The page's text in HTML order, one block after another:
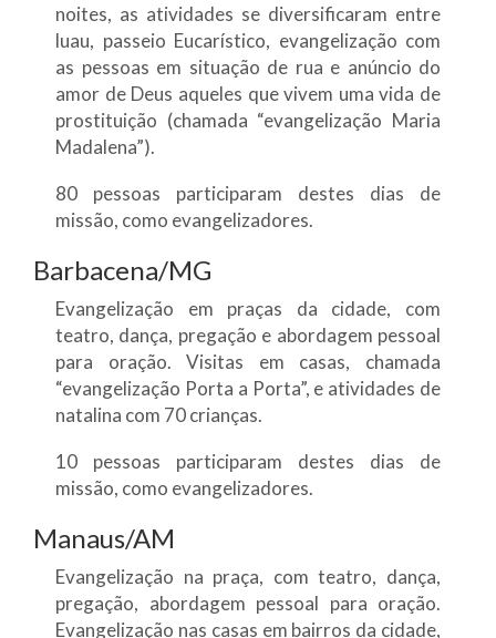
noites, as atividades se diversificaram entre
luau, passeio Eucarístico, evangelização com
as pessoas em situação de rua e anúncio do
amor de Deus aqueles que vivem uma vida de
prostituição (chamada “evangelização Maria
Madalena”).
80 pessoas participaram destes dias de
missão, como evangelizadores.
Barbacena/MG
Evangelização em praças da cidade, com
teatro, dança, pregação e abordagem pessoal
para oração. Visitas em casas, chamada
“evangelização Porta a Porta”, e atividades de
natalina com 70 crianças.
10 pessoas participaram destes dias de
missão, como evangelizadores.
Manaus/AM
Evangelização na praça, com teatro, dança,
pregação, abordagem pessoal para oração.
Evangelização nas casas em bairros da cidade,